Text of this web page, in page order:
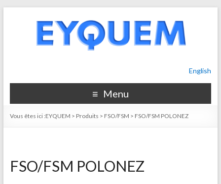
English
Menu
Vous êtes ici :EYQUEM > Produits > FSO/FSM > FSO/FSM POLONEZ
FSO/FSM POLONEZ